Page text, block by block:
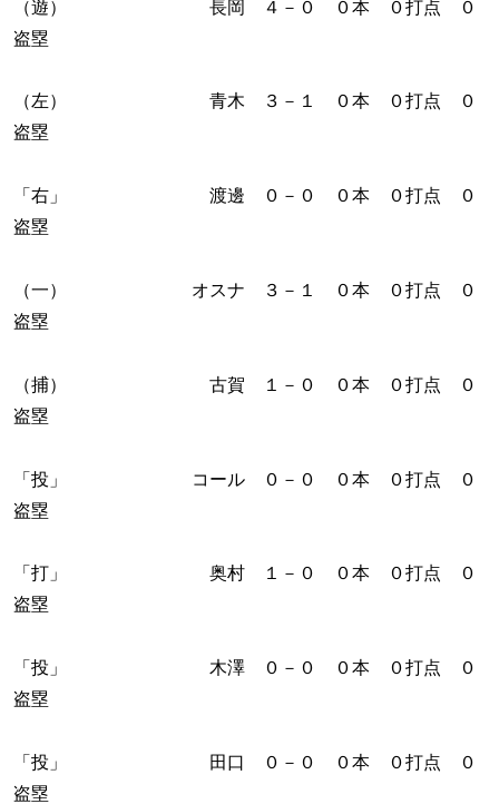
（遊） 長岡 ４－０ ０本 ０打点 ０
盗塁
（左） 青木 ３－１ ０本 ０打点 ０
盗塁
「右」 渡邊 ０－０ ０本 ０打点 ０
盗塁
（一） オスナ ３－１ ０本 ０打点 ０
盗塁
（捕） 古賀 １－０ ０本 ０打点 ０
盗塁
「投」 コール ０－０ ０本 ０打点 ０
盗塁
「打」 奥村 １－０ ０本 ０打点 ０
盗塁
「投」 木澤 ０－０ ０本 ０打点 ０
盗塁
「投」 田口 ０－０ ０本 ０打点 ０
盗塁